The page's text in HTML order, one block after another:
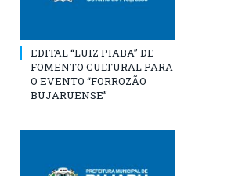
EDITAL “LUIZ PIABA” DE
FOMENTO CULTURAL PARA
O EVENTO “FORROZÃO
BUJARUENSE”